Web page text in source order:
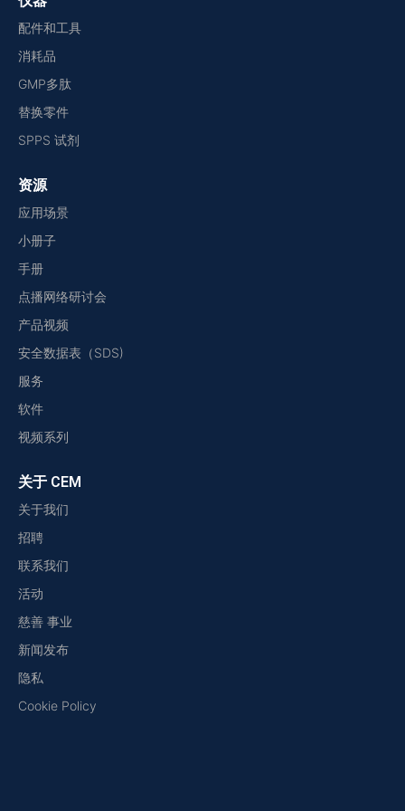
配件和工具
消耗品
GMP多肽
替换零件
SPPS 试剂
资源
应用场景
小册子
手册
点播网络研讨会
产品视频
安全数据表（SDS)
服务
软件
视频系列
关于 CEM
关于我们
招聘
联系我们
活动
慈善 事业
新闻发布
隐私
Cookie Policy